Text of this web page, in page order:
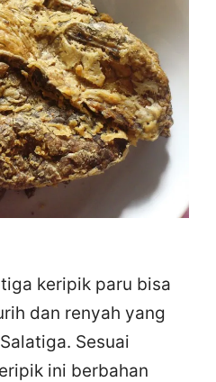
keripik paru bisa
dan renyah yang
Sesuai
ini berbahan